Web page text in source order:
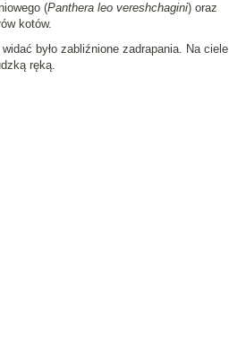
(Panthera leo vereshchagini) oraz
kotów.
było zabliźnione zadrapania. Na ciele
ręką.